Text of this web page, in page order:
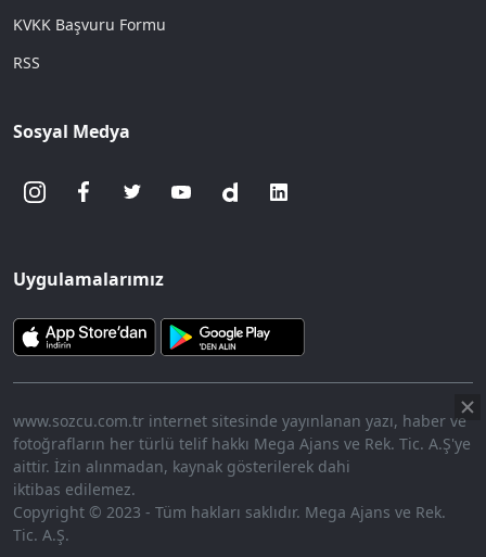
KVKK Başvuru Formu
RSS
Sosyal Medya
Uygulamalarımız
www.sozcu.com.tr internet sitesinde yayınlanan yazı, haber ve
fotoğrafların her türlü telif hakkı Mega Ajans ve Rek. Tic. A.Ş'ye
aittir. İzin alınmadan, kaynak gösterilerek dahi
iktibas edilemez.
Copyright © 2023 - Tüm hakları saklıdır. Mega Ajans ve Rek.
Tic. A.Ş.